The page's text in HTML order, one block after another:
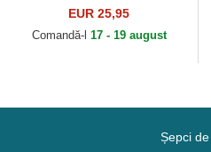
Outline de Los Angeles
Dodgers MLB de New Era
EUR 25,95
Comandă-l 17 - 19 august
Șepci